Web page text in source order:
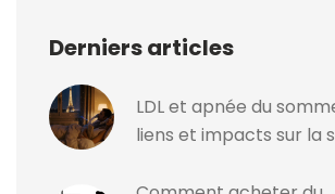
Derniers articles
LDL et apnée du
liens et impacts sur la